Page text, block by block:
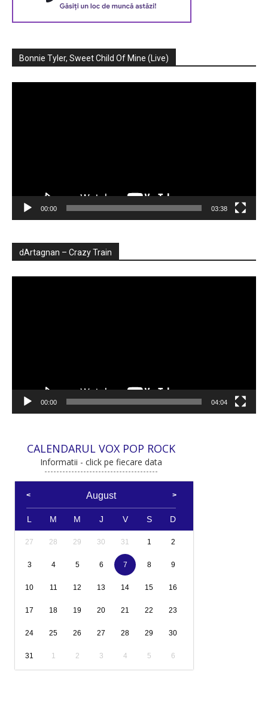
Bonnie Tyler, Sweet Child Of Mine (Live)
00:00 03:38
dArtagnan – Crazy Train
00:00 04:04
CALENDARUL VOX POP ROCK
Informatii - click pe fiecare data
August
L M M J V S D
27 28 29 30 31 1 2
3 4 5 6 7 8 9
10 11 12 13 14 15 16
17 18 19 20 21 22 23
24 25 26 27 28 29 30
31 1 2 3 4 5 6